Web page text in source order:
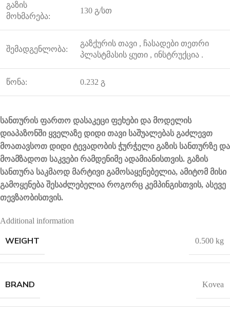
გაზის
მოხმარება:
130 გ/სთ
შემადგენლობა:
გაზქურის თავი , ჩასადები თეთრი
პლასტმასის ყუთი , ინსტრუქცია .
წონა: 0.232 გ
სანთურის ფართო დასაკეცი ფეხები და მოდელის
დიაპაზონში ყველაზე დიდი თავი საშუალებას გაძლევთ
მოათავსოთ დიდი ტევადობის ჭურჭელი გაზის სანთურზე და
მოამზადოთ საკვები რამდენიმე ადამიანისთვის. გაზის
სანთურა საკმაოდ მარტივი გამოსაყენებელია, ამიტომ მისი
გამოყენება შესაძლებელია როგორც კემპინგისთვის, ასევე
თევზაობისთვის.
Additional information
WEIGHT 0.500 kg
BRAND Kovea